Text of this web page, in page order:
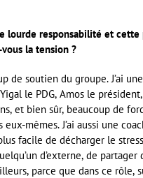
lourde responsabilité et cette
la tension ?
de soutien du groupe. J’ai
le PDG, Amos le
et bien sûr, beaucoup de
mêmes. J’ai aussi une
facile de décharger le stress
d’externe, de partager
parce que dans ce rôle,